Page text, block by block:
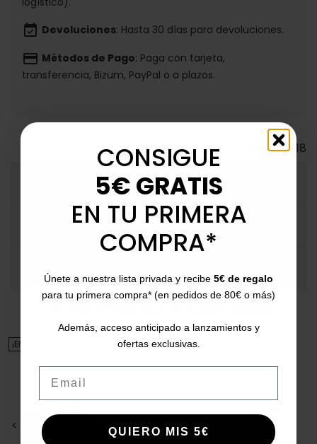
event_available Devoluciones: Hasta 30 días para devoluciones.
payment Métodos de Pago: Paga con tarjeta,
transferencia, Bizum, PayPal o a plazos.
Ref.122518
DESCRIPCIÓN DETALLADA
FICHA TÉCNICA
< >
¡EN OFERTA!
CONSIGUE
5€ GRATIS
EN TU PRIMERA
COMPRA*
Únete a nuestra lista privada y recibe 5€ de regalo
para tu primera compra* (en pedidos de 80€ o más)
Además, acceso anticipado a lanzamientos y
ofertas exclusivas.
QUIERO MIS 5€